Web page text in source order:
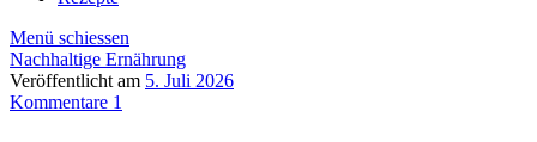
Menü schiessen
Nachhaltige Ernährung
Veröffentlicht am 5. Juli 2026
Kommentare 1